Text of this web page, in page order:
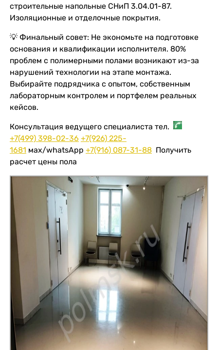
строительные напольные СНиП 3.04.01-87.
Изоляционные и отделочные покрытия.
💡 Финальный совет: Не экономьте на подготовке
основания и квалификации исполнителя. 80%
проблем с полимерными полами возникают из-за
нарушений технологии на этапе монтажа.
Выбирайте подрядчика с опытом, собственным
лабораторным контролем и портфелем реальных
кейсов.
Консультация ведущего специалиста тел.
+7(499) 398-02-36 +7(926) 225-
1681 мах/whatsApp +7(916) 087-31-88 Получить
расчет цены пола